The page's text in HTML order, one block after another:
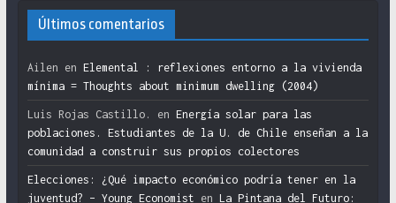
Últimos comentarios
Ailen en Elemental : reflexiones entorno a la vivienda
mínima = Thoughts about minimum dwelling (2004)
Luis Rojas Castillo. en Energía solar para las
poblaciones. Estudiantes de la U. de Chile enseñan a la
comunidad a construir sus propios colectores
Elecciones: ¿Qué impacto económico podría tener en la
juventud? – Young Economist en La Pintana del Futuro: